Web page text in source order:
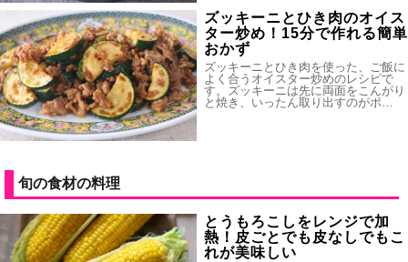
ズッキーニとひき肉のオイス
ター炒め！15分で作れる簡単
おかず
ズッキーニとひき肉を使った、ご飯に
よく合うオイスター炒めのレシピで
す。ズッキーニは先に両面をこんがり
と焼き、いったん取り出すのがポ…
旬の食材の料理
とうもろこしをレンジで加
熱！皮ごとでも皮なしでもこ
れが美味しい